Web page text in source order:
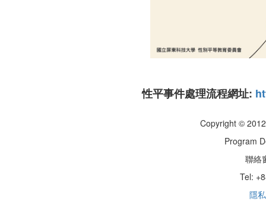
性平事件處理流程網址:
Copyright ©
Program
聯絡
Tel:
隱